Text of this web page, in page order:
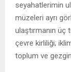
seyahatlerimin
müzeleri ayrı
ulaştırmanın
çevre kirliliği;
toplum ve gezgin